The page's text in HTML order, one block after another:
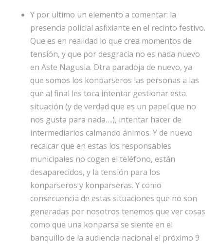
Y por ultimo un elemento a comentar: la
presencia policial asfixiante en el recinto festivo.
Que es en realidad lo que crea momentos de
tensión, y que por desgracia no es nada nuevo
en Aste Nagusia. Otra paradoja de nuevo, ya
que somos los konparseros las personas a las
que al final les toca intentar gestionar esta
situación (y de verdad que es un papel que no
nos gusta para nada….), intentar hacer de
intermediarios calmando ánimos. Y de nuevo
recalcar que en estas los responsables
municipales no cogen el teléfono, están
desaparecidos, y la tensión para los
konparseros y konparseras. Y como
consecuencia de estas situaciones que no son
generadas por nosotros tenemos que ver cosas
como que una konparsa se siente en el
banquillo de la audiencia nacional el próximo 9